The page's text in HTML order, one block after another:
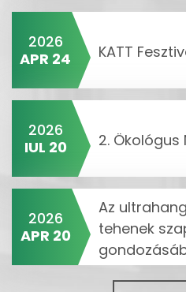
2026
APR 24
KATT
2026
IUL 20
2. Ökológus
2026
APR 20
Az
tehenek